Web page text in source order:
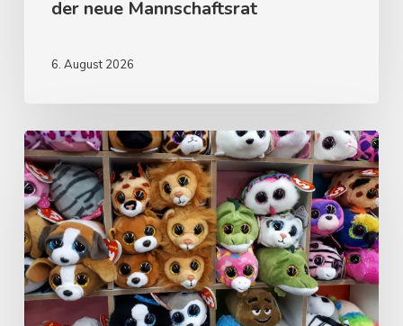
der neue Mannschaftsrat
6. August 2026